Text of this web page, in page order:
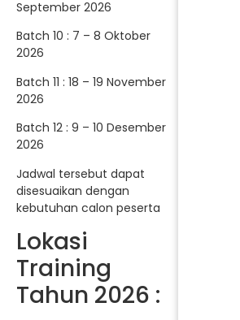
September 2026
Batch 10 : 7 – 8 Oktober
2026
Batch 11 : 18 – 19 November
2026
Batch 12 : 9 – 10 Desember
2026
Jadwal tersebut dapat
disesuaikan dengan
kebutuhan calon peserta
Lokasi
Training
Tahun 2026 :